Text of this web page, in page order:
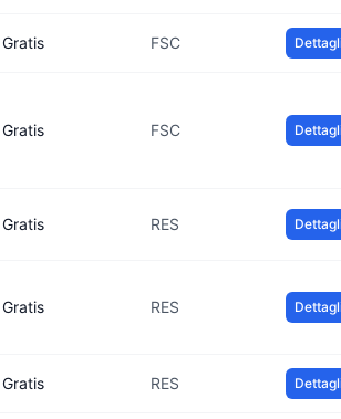
Gratis FSC
Gratis FSC
Gratis RES
Gratis RES
Gratis RES